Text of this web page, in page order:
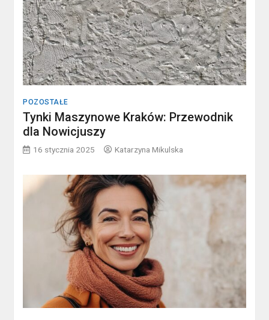
POZOSTAŁE
Tynki Maszynowe Kraków: Przewodnik
dla Nowicjuszy
16 stycznia 2025 Katarzyna Mikulska